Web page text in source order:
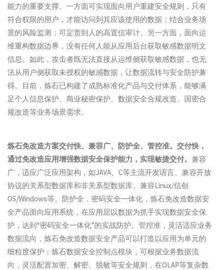
能力的重要支撑。一方面可实现面向用户重建安全规则，只有
符合权限的用户，才能访问到其应该使用的数据；结合业务场
景的风险监测；可定责到人的高置信审计。另一方面，面向运
维重构数据边界，没有任何人能从应用后台获取敏感数据明文
信息。如此，攻击者既无法直接从运维侧获取敏感数据，也无
法从用户侧获取未授权的敏感数据，让数据流转与安全防护兼
得。目前，炼石已构建了成熟标准化产品与交付体系，能够满
足个人信息保护、商业秘密保护、数据安全合规改造、国密合
规改造等业务场景需求。
炼石免改造方案交付快、兼容广、防护全、管控准。交付快，
通过免改造应用增强数据安全保护能力，实现敏捷交付。兼容
广，适应广泛应用架构，如JAVA、C等主流开发语言、兼容开放
协议的关系型数据库和非关系型数据库、兼容Linux/信创
OS/Windows等。防护全，密码安全一体化，炼石免改造数据安
全产品面向应用系统，在应用层以数据为抓手实现数据安全保
护，达到“密码安全一体化”的实战防护。管控准，灵活适应业务
数据流向，炼石免改造数据安全产品可以打造以应用为单元的
细粒度保护；炼石数据安全控制点模块，可根据业务数据流
向，灵活配置加密、解密、脱敏等安全规则，在OLAP等复杂数